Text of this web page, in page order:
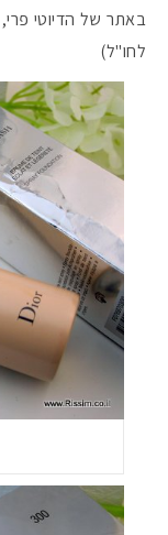
באתר של הדיוטי
לחו"ל)